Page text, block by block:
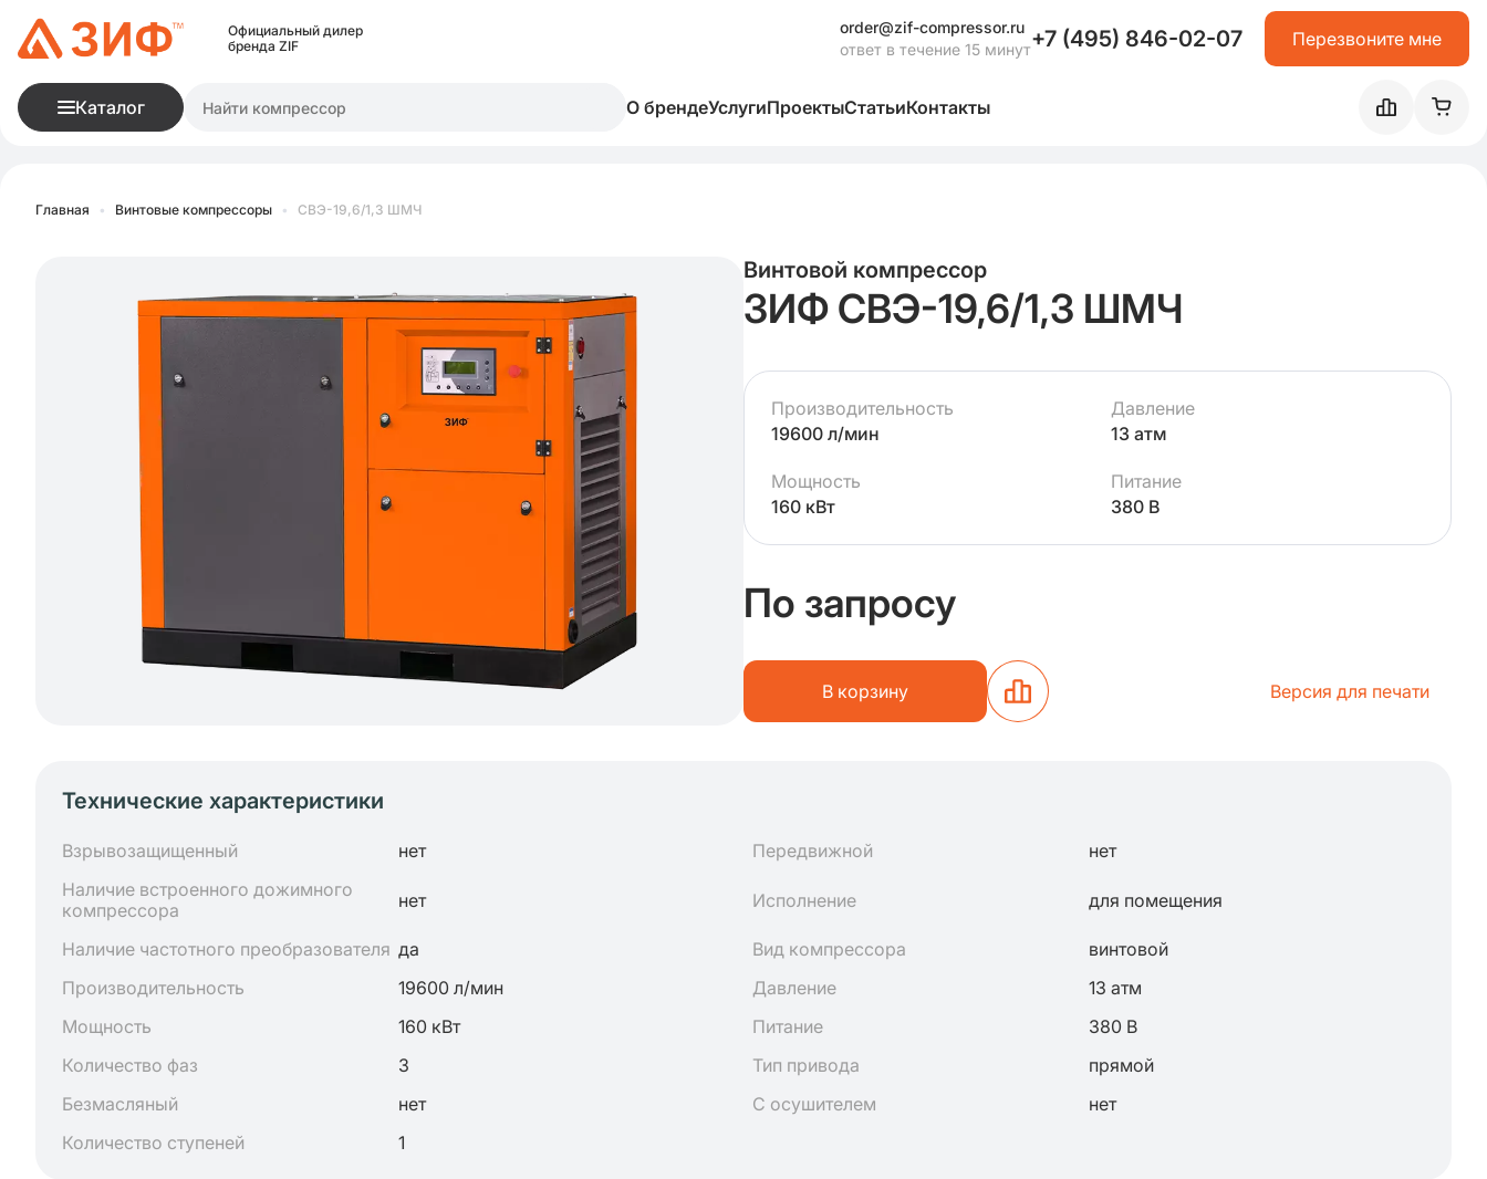
Официальный дилер
бренда ZIF
order@zif-compressor.ru
ответ в течение 15 минут+7 (495) 846-02-07 Перезвоните мне
Каталог О брендеУслугиПроектыСтатьиКонтакты
Главная • Винтовые компрессоры • СВЭ-19,6/1,3 ШМЧ
Винтовой компрессор
ЗИФ СВЭ-19,6/1,3 ШМЧ
Производительность
19600 л/мин
Давление
13 атм
Мощность
160 кВт
Питание
380 В
По запросу
В корзину Версия для печати
Технические характеристики
Взрывозащищенный нет Передвижной
нет
Наличие встроенного дожимного
компрессора
нет Исполнение для помещения
Наличие частотного преобразователя да Вид компрессора
винтовой
Производительность
19600 л/мин Давление
13 атм
Мощность
160 кВт Питание
380 В
Количество фаз
3 Тип привода
прямой
Безмасляный
нет С осушителем
нет
Количество ступеней
1